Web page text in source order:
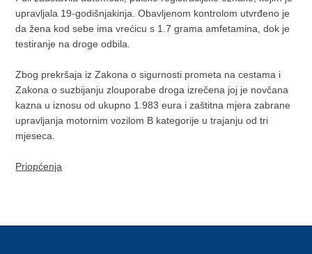
upravljala 19-godišnjakinja. Obavljenom kontrolom utvrđeno je
da žena kod sebe ima vrećicu s 1.7 grama amfetamina, dok je
testiranje na droge odbila.
Zbog prekršaja iz Zakona o sigurnosti prometa na cestama i
Zakona o suzbijanju zlouporabe droga izrečena joj je novčana
kazna u iznosu od ukupno 1.983 eura i zaštitna mjera zabrane
upravljanja motornim vozilom B kategorije u trajanju od tri
mjeseca.
Priopćenja